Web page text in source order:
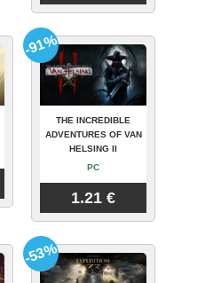
THE INCREDIBLE
ADVENTURES OF VAN
HELSING II
PC
1.21 €
-91%
-53%